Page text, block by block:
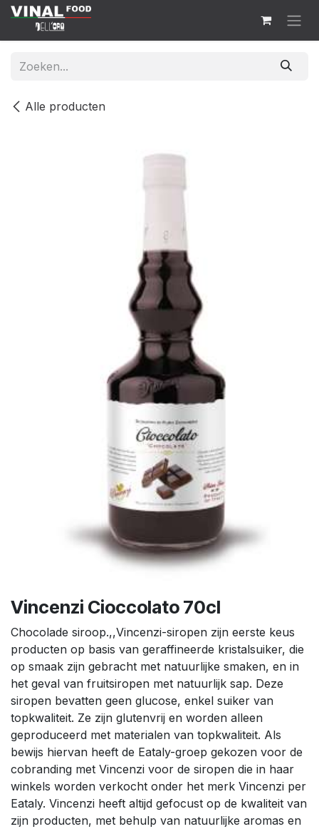
Overslaan naar inhoud
Alle producten
Vincenzi Cioccolato 70cl
Chocolade siroop.,,Vincenzi-siropen zijn eerste keus
producten op basis van geraffineerde kristalsuiker, die
op smaak zijn gebracht met natuurlijke smaken, en in
het geval van fruitsiropen met natuurlijk sap. Deze
siropen bevatten geen glucose, enkel suiker van
topkwaliteit. Ze zijn glutenvrij en worden alleen
geproduceerd met materialen van topkwaliteit. Als
bewijs hiervan heeft de Eataly-groep gekozen voor de
cobranding met Vincenzi voor de siropen die in haar
winkels worden verkocht onder het merk Vincenzi per
Eataly. Vincenzi heeft altijd gefocust op de kwaliteit van
zijn producten, met behulp van natuurlijke aromas en